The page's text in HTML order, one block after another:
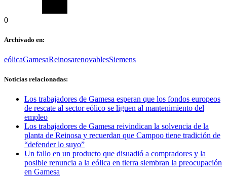
0
Archivado en:
eólicaGamesaReinosarenovablesSiemens
Noticias relacionadas:
Los trabajadores de Gamesa esperan que los fondos europeos
de rescate al sector eólico se liguen al mantenimiento del
empleo
Los trabajadores de Gamesa reivindican la solvencia de la
planta de Reinosa y recuerdan que Campoo tiene tradición de
“defender lo suyo”
Un fallo en un producto que disuadió a compradores y la
posible renuncia a la eólica en tierra siembran la preocupación
en Gamesa